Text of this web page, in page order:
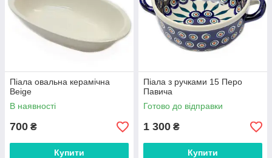
Піала овальна керамічна
Beige
В наявності
700 ₴
Купити
Піала з ручками 15 Перо
Павича
Готово до відправки
1 300 ₴
Купити